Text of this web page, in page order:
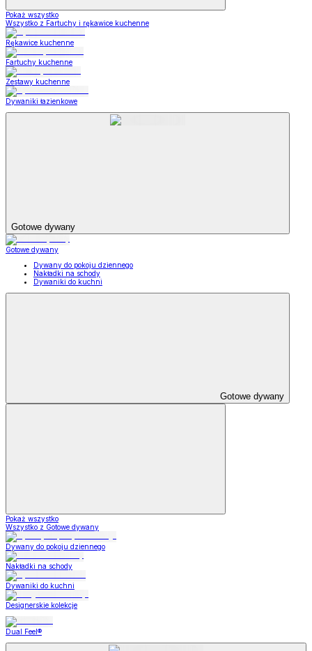
Pokaż wszystko
Wszystko z Fartuchy i rękawice kuchenne
Rękawice kuchenne
Fartuchy kuchenne
Zestawy kuchenne
Dywaniki łazienkowe
Gotowe dywany
Gotowe dywany
Dywany do pokoju dziennego
Nakładki na schody
Dywaniki do kuchni
Gotowe dywany
Pokaż wszystko
Wszystko z Gotowe dywany
Dywany do pokoju dziennego
Nakładki na schody
Dywaniki do kuchni
Designerskie kolekcje
Dual Feel®